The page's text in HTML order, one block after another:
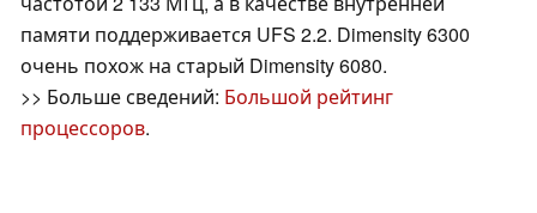
памяти поддерживается UFS 2.2. Dimensity 6300
очень похож на старый Dimensity 6080.
>> Больше сведений: Большой рейтинг
процессоров.